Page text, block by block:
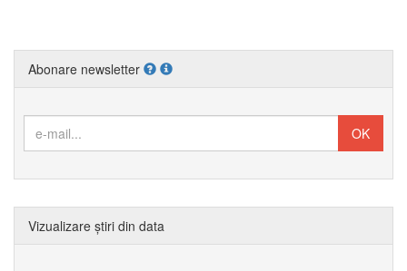
Abonare newsletter
Vizualizare știri din data